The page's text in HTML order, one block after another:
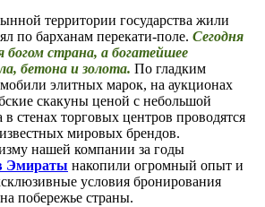
территории государства жили
по барханам перекати-поле. Сегодня
страна, а богатейшее
бетона и золота. По гладким
элитных марок, на аукционах
скакуны ценой с небольшой
стенах торговых центров проводятся
мировых брендов.
нашей компании за годы
Эмираты накопили огромный опыт и
условия бронирования
побережье страны.